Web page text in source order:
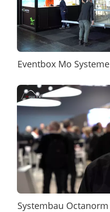
Eventbox Mo Systeme
Systembau Octanorm